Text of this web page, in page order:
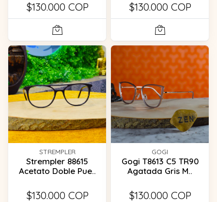
$130.000 COP $130.000 COP
STREMPLER
Strempler 88615
Acetato Doble Pue..
$130.000 COP
GOGI
Gogi T8613 C5 TR90
Agatada Gris M..
$130.000 COP